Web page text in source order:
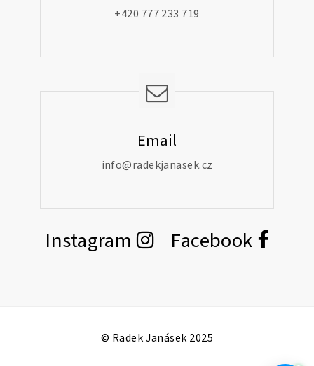
+420 777 233 719
Email
info@radekjanasek.cz
Instagram Facebook
© Radek Janásek 2025